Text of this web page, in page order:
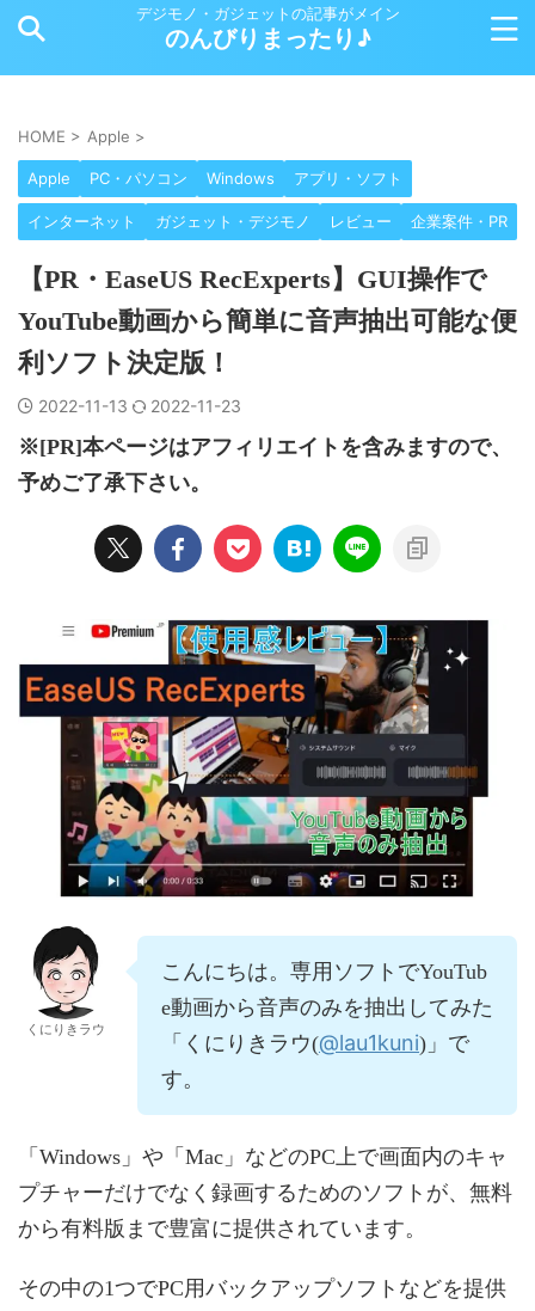
デジモノ・ガジェットの記事がメイン
のんびりまったり♪
HOME > Apple >
Apple PC・パソコン Windows アプリ・ソフト
インターネット ガジェット・デジモノ レビュー 企業案件・PR
【PR・EaseUS RecExperts】GUI操作で
YouTube動画から簡単に音声抽出可能な便
利ソフト決定版！
2022-11-13 2022-11-23
※[PR]本ページはアフィリエイトを含みますので、
予めご了承下さい。
くにりきラウ
こんにちは。専用ソフトでYouTub
e動画から音声のみを抽出してみた
「くにりきラウ(@lau1kuni)」で
す。
「Windows」や「Mac」などのPC上で画面内のキャ
プチャーだけでなく録画するためのソフトが、無料
から有料版まで豊富に提供されています。
その中の1つでPC用バックアップソフトなどを提供